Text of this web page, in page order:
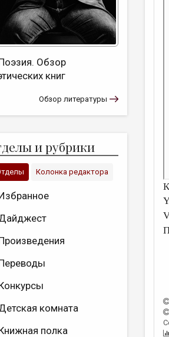
Обзор
книг
Обзор литературы
и рубрики
Колонка редактора
комната
полка